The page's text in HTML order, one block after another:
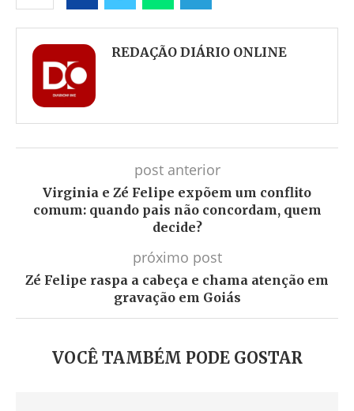
FacebookTwitter WhatsappTelegram
REDAÇÃO DIÁRIO ONLINE
post anterior
Virginia e Zé Felipe expõem um conflito
comum: quando pais não concordam, quem
decide?
próximo post
Zé Felipe raspa a cabeça e chama atenção em
gravação em Goiás
VOCÊ TAMBÉM PODE GOSTAR